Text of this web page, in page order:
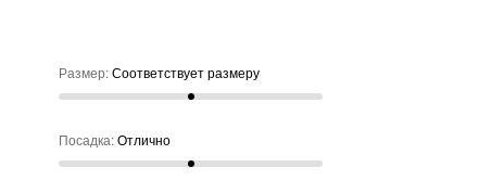
Размер:Соответствует размеру
Посадка:Отлично